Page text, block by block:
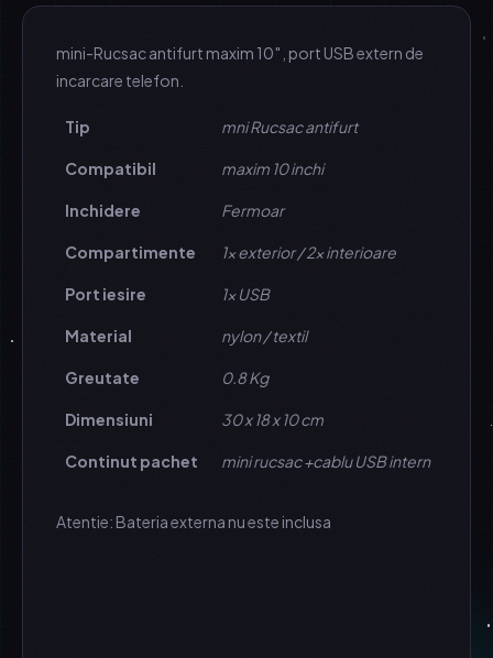
mini-Rucsac antifurt maxim 10″, port USB extern de
incarcare telefon.
Tip mni Rucsac antifurt
Compatibil maxim 10 inchi
Inchidere Fermoar
Compartimente 1x exterior / 2x interioare
Port iesire 1x USB
Material nylon / textil
Greutate 0.8 Kg
Dimensiuni 30 x 18 x 10 cm
Continut pachet mini rucsac +cablu USB intern
Atentie: Bateria externa nu este inclusa